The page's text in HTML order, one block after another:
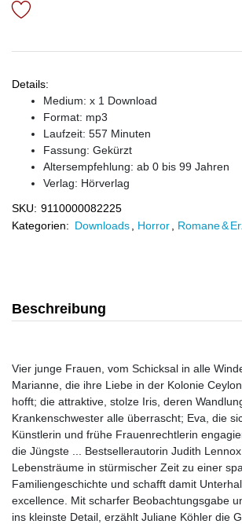
Details:
Medium: x 1 Download
Format: mp3
Laufzeit: 557 Minuten
Fassung: Gekürzt
Altersempfehlung: ab 0 bis 99 Jahren
Verlag: Hörverlag
SKU: 9110000082225
Kategorien: Downloads Horror Romane &
Beschreibung
Vier junge Frauen, vom Schicksal in alle
Marianne, die ihre Liebe in der Kolonie
hofft; die attraktive, stolze Iris, deren
Krankenschwester alle überrascht; Eva, die
Künstlerin und frühe Frauenrechtlerin
die Jüngste ... Bestsellerautorin Judith
Lebensträume in stürmischer Zeit zu einer
Familiengeschichte und schafft damit
excellence. Mit scharfer Beobachtungsgabe
ins kleinste Detail, erzählt Juliane Köhler die